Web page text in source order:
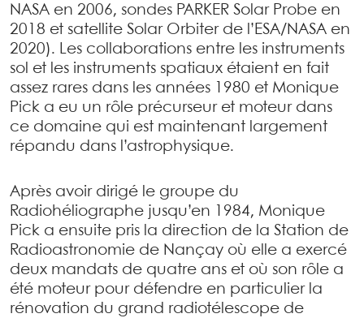
NASA en 2006, sondes PARKER Solar Probe en
2018 et satellite Solar Orbiter de l’ESA/NASA en
2020). Les collaborations entre les instruments
sol et les instruments spatiaux étaient en fait
assez rares dans les années 1980 et Monique
Pick a eu un rôle précurseur et moteur dans
ce domaine qui est maintenant largement
répandu dans l’astrophysique.
Après avoir dirigé le groupe du
Radiohéliographe jusqu’en 1984, Monique
Pick a ensuite pris la direction de la Station de
Radioastronomie de Nançay où elle a exercé
deux mandats de quatre ans et où son rôle a
été moteur pour défendre en particulier la
rénovation du grand radiotélescope de